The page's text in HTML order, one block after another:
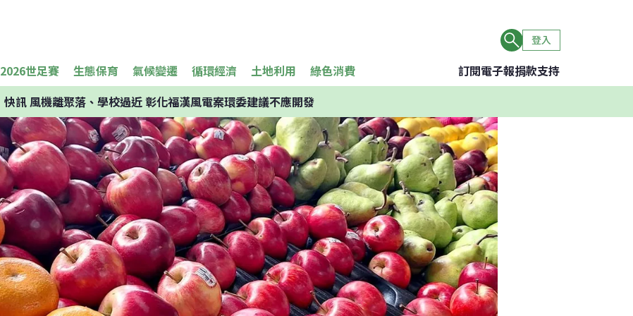
登入
2026世足賽 生態保育 氣候變遷 循環經濟 土地利用 綠色消費 訂閱電子報捐款支持
快訊風機離聚落、學校過近 彰化福漢風電案環委建議不應開發